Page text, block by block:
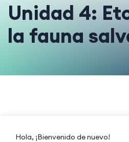
Unidad 4:
la fauna
Hola, ¡Bienvenido de nuevo!